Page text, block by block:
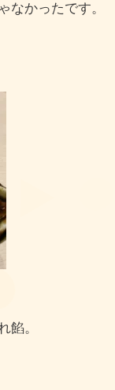
なかったです。
餡。